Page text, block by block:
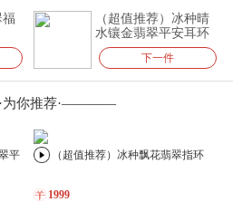
福
（超值推荐）冰种晴
水镶金翡翠平安耳环
耳坠
下一件
你推荐·————
平
（超值推荐）冰种飘花翡翠指环
1999